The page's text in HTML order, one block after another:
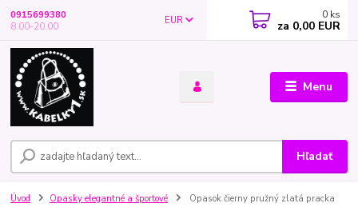
Menu
EUR
Hľadať
0915699380
8.00-20.00
0 ks
za 0,00 EUR
Úvod Opasky elegantné a športové Opasok čierny pružný zlatá pracka